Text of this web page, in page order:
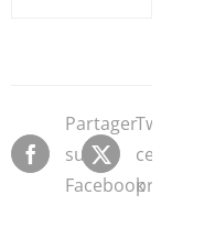
Partager
sur
Facebook
Tweeter
ce
produit